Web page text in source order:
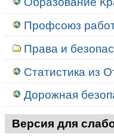
Профсоюз
Права и
Статистика из
Дорожная
Версия для